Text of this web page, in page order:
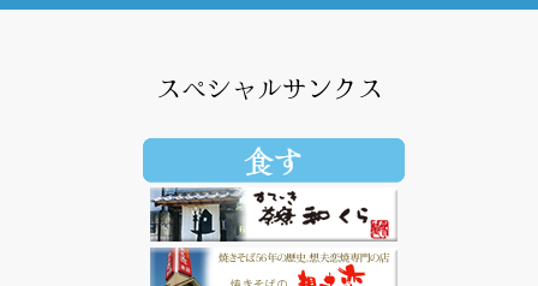
スペシャルサンクス